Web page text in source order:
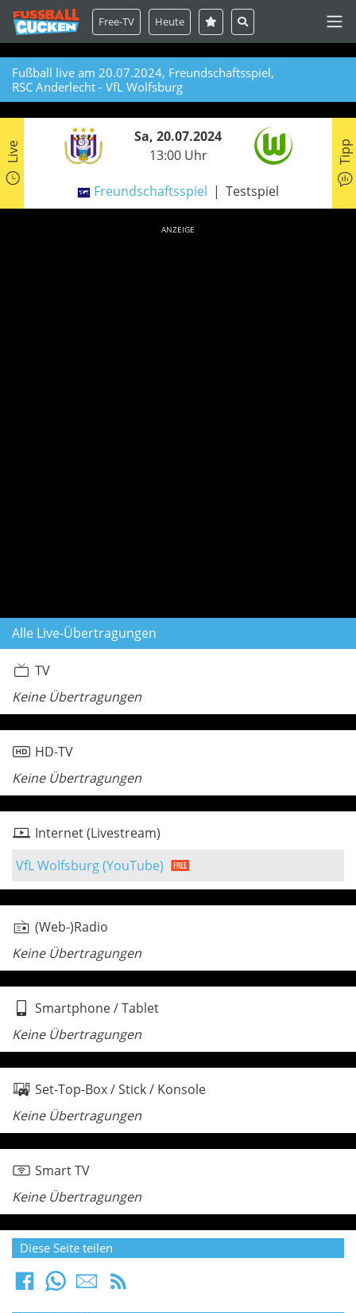
Free-TV Heute
Fußball live am 20.07.2024, Freundschaftsspiel,
RSC Anderlecht - VfL Wolfsburg
Live
Sa, 20.07.2024
13:00 Uhr
Freundschaftsspiel Testspiel
Tipp
ANZEIGE
Alle Live-Übertragungen
TV
Keine Übertragungen
HD-TV
Keine Übertragungen
Internet (Livestream)
VfL Wolfsburg (YouTube)
(Web-)Radio
Keine Übertragungen
Smartphone / Tablet
Keine Übertragungen
Set-Top-Box / Stick / Konsole
Keine Übertragungen
Smart TV
Keine Übertragungen
Diese Seite teilen